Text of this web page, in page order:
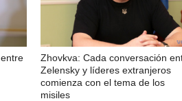
Zhovkva: Cada conversación
Zelensky y líderes extranjeros
comienza con el tema de los
misiles